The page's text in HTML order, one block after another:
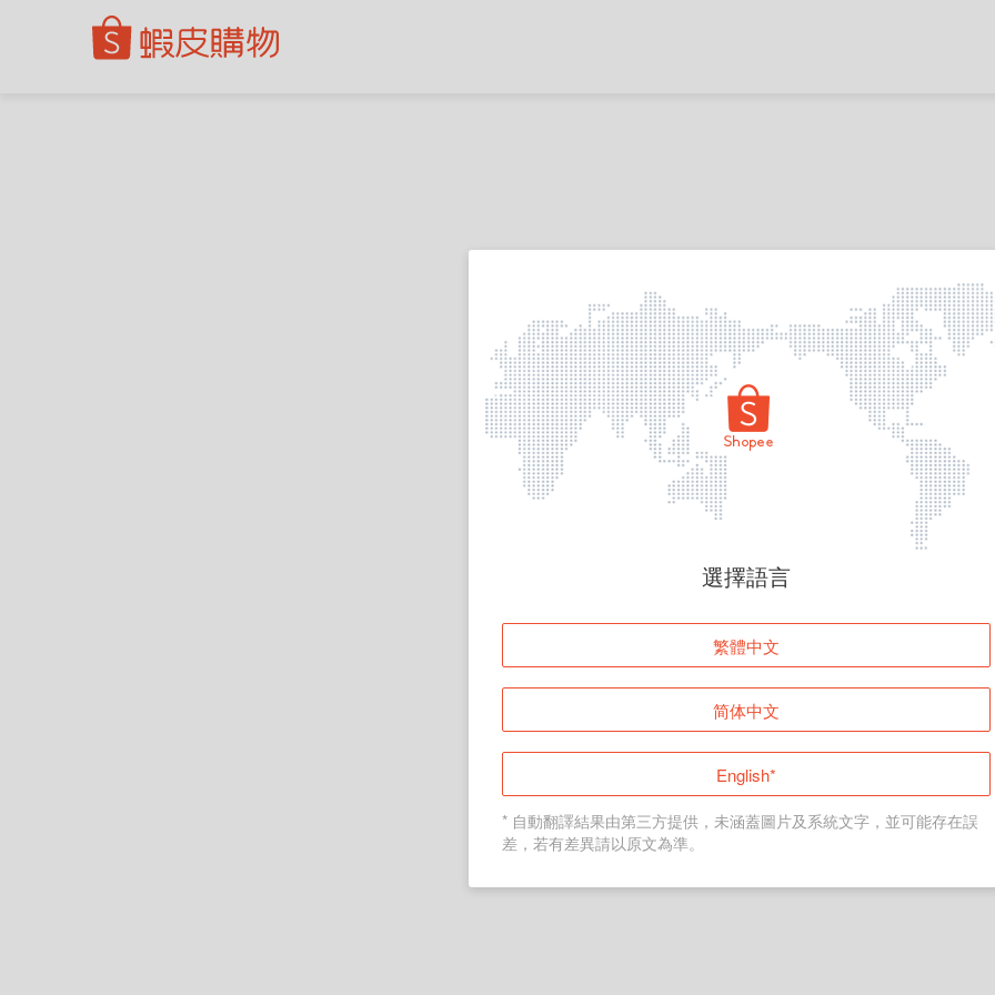
頁面無法顯示
登入
返回首頁
選擇語言
繁體中文
简体中文
English*
* 自動翻譯結果由第三方提供，未涵蓋圖片及系統文字，並可能存在誤
差，若有差異請以原文為準。